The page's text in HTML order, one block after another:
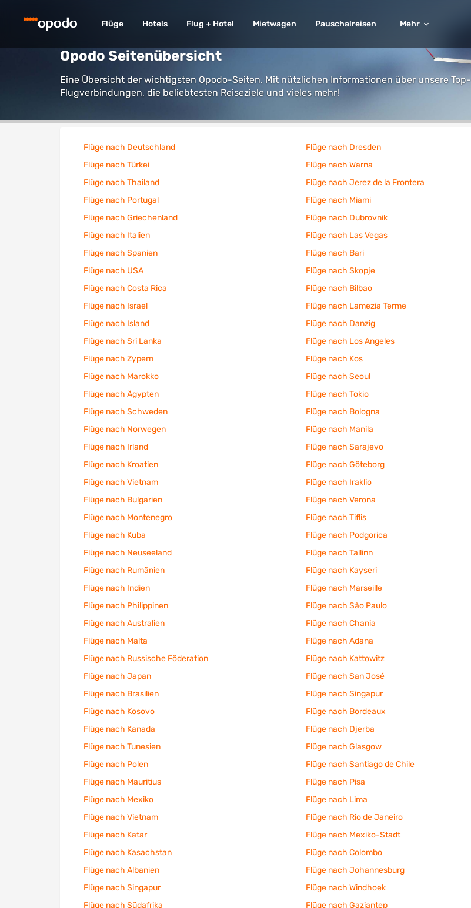
Flüge Hotels Flug + Hotel Mietwagen Pauschalreisen Mehr
Opodo Seitenübersicht
Eine Übersicht der wichtigsten Opodo-Seiten. Mit nützlichen Informationen über unsere Top-
Flugverbindungen, die beliebtesten Reiseziele und vieles mehr!
Flüge nach Deutschland
Flüge nach Türkei
Flüge nach Thailand
Flüge nach Portugal
Flüge nach Griechenland
Flüge nach Italien
Flüge nach Spanien
Flüge nach USA
Flüge nach Costa Rica
Flüge nach Israel
Flüge nach Island
Flüge nach Sri Lanka
Flüge nach Zypern
Flüge nach Marokko
Flüge nach Ägypten
Flüge nach Schweden
Flüge nach Norwegen
Flüge nach Irland
Flüge nach Kroatien
Flüge nach Vietnam
Flüge nach Bulgarien
Flüge nach Montenegro
Flüge nach Kuba
Flüge nach Neuseeland
Flüge nach Rumänien
Flüge nach Indien
Flüge nach Philippinen
Flüge nach Australien
Flüge nach Malta
Flüge nach Russische Föderation
Flüge nach Japan
Flüge nach Brasilien
Flüge nach Kosovo
Flüge nach Kanada
Flüge nach Tunesien
Flüge nach Polen
Flüge nach Mauritius
Flüge nach Mexiko
Flüge nach Vietnam
Flüge nach Katar
Flüge nach Kasachstan
Flüge nach Albanien
Flüge nach Singapur
Flüge nach Südafrika
Flüge nach Dresden
Flüge nach Warna
Flüge nach Jerez de la Frontera
Flüge nach Miami
Flüge nach Dubrovnik
Flüge nach Las Vegas
Flüge nach Bari
Flüge nach Skopje
Flüge nach Bilbao
Flüge nach Lamezia Terme
Flüge nach Danzig
Flüge nach Los Angeles
Flüge nach Kos
Flüge nach Seoul
Flüge nach Tokio
Flüge nach Bologna
Flüge nach Manila
Flüge nach Sarajevo
Flüge nach Göteborg
Flüge nach Iraklio
Flüge nach Verona
Flüge nach Tiflis
Flüge nach Podgorica
Flüge nach Tallinn
Flüge nach Kayseri
Flüge nach Marseille
Flüge nach São Paulo
Flüge nach Chania
Flüge nach Adana
Flüge nach Kattowitz
Flüge nach San José
Flüge nach Singapur
Flüge nach Bordeaux
Flüge nach Djerba
Flüge nach Glasgow
Flüge nach Santiago de Chile
Flüge nach Pisa
Flüge nach Lima
Flüge nach Rio de Janeiro
Flüge nach Mexiko-Stadt
Flüge nach Colombo
Flüge nach Johannesburg
Flüge nach Windhoek
Flüge nach Gaziantep